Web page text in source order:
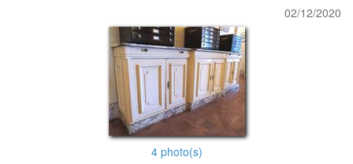
02/12/2020
4 photo(s)